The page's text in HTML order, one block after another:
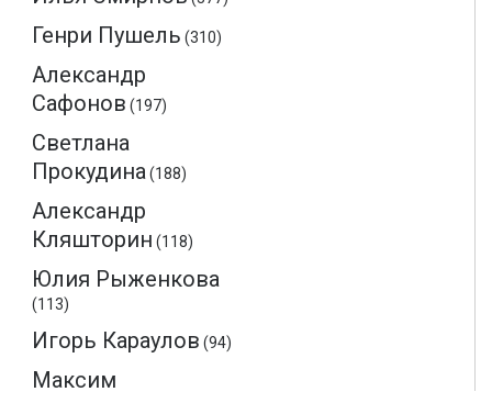
Генри Пушель (310)
Александр
Сафонов (197)
Светлана
Прокудина (188)
Александр
Кляшторин (118)
Юлия Рыженкова
(113)
Игорь Караулов (94)
Максим